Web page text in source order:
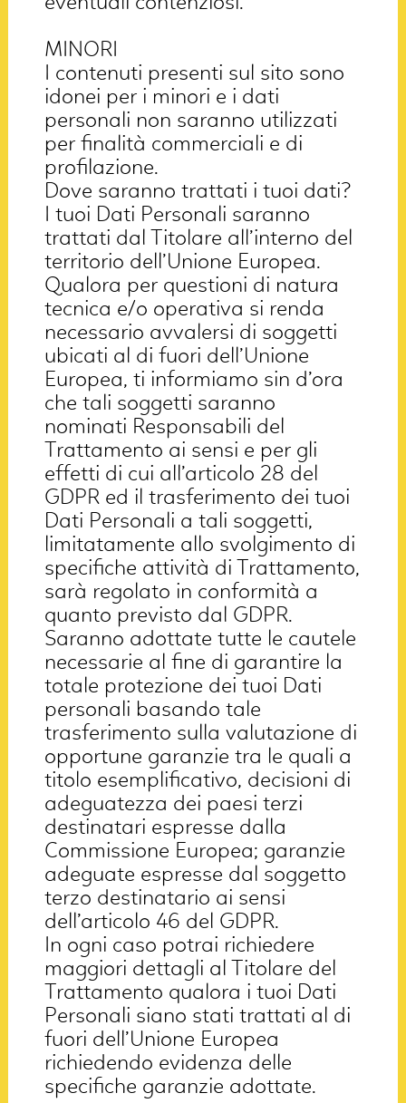
MINORI
I contenuti presenti sul sito sono
idonei per i minori e i dati
personali non saranno utilizzati
per finalità commerciali e di
profilazione.
Dove saranno trattati i tuoi dati?
I tuoi Dati Personali saranno
trattati dal Titolare all’interno del
territorio dell’Unione Europea.
Qualora per questioni di natura
tecnica e/o operativa si renda
necessario avvalersi di soggetti
ubicati al di fuori dell’Unione
Europea, ti informiamo sin d’ora
che tali soggetti saranno
nominati Responsabili del
Trattamento ai sensi e per gli
effetti di cui all’articolo 28 del
GDPR ed il trasferimento dei tuoi
Dati Personali a tali soggetti,
limitatamente allo svolgimento di
specifiche attività di Trattamento,
sarà regolato in conformità a
quanto previsto dal GDPR.
Saranno adottate tutte le cautele
necessarie al fine di garantire la
totale protezione dei tuoi Dati
personali basando tale
trasferimento sulla valutazione di
opportune garanzie tra le quali a
titolo esemplificativo, decisioni di
adeguatezza dei paesi terzi
destinatari espresse dalla
Commissione Europea; garanzie
adeguate espresse dal soggetto
terzo destinatario ai sensi
dell’articolo 46 del GDPR.
In ogni caso potrai richiedere
maggiori dettagli al Titolare del
Trattamento qualora i tuoi Dati
Personali siano stati trattati al di
fuori dell’Unione Europea
richiedendo evidenza delle
specifiche garanzie adottate.